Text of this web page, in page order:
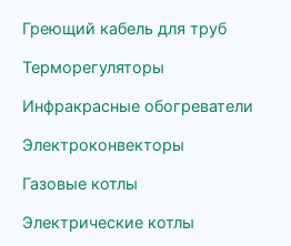
Греющий кабель для труб
Терморегуляторы
Инфракрасные обогреватели
Электроконвекторы
Газовые котлы
Электрические котлы